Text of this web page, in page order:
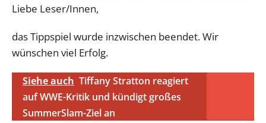
Liebe Leser/Innen,
das Tippspiel wurde inzwischen beendet. Wir
wünschen viel Erfolg.
Siehe auch Tiffany Stratton reagiert
auf WWE-Kritik und kündigt großes
SummerSlam-Ziel an